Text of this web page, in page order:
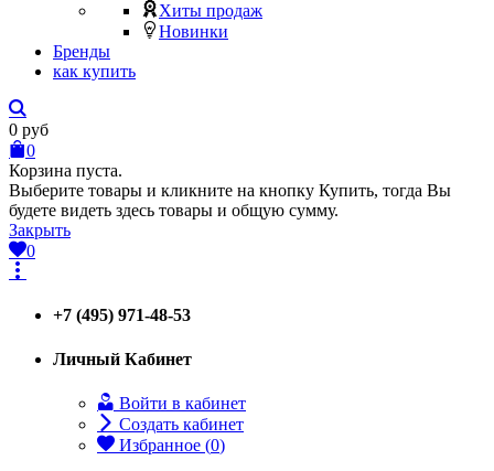
Хиты продаж
Новинки
Бренды
как купить
0 руб
0
Корзина пуста.
Выберите товары и кликните на кнопку Купить, тогда Вы
будете видеть здесь товары и общую сумму.
Закрыть
0
+7 (495) 971-48-53
Личный Кабинет
Войти в кабинет
Создать кабинет
Избранное (0)